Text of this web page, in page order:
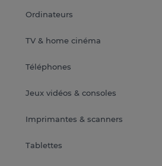
Ordinateurs
TV & home cinéma
Téléphones
Jeux vidéos & consoles
Imprimantes & scanners
Tablettes